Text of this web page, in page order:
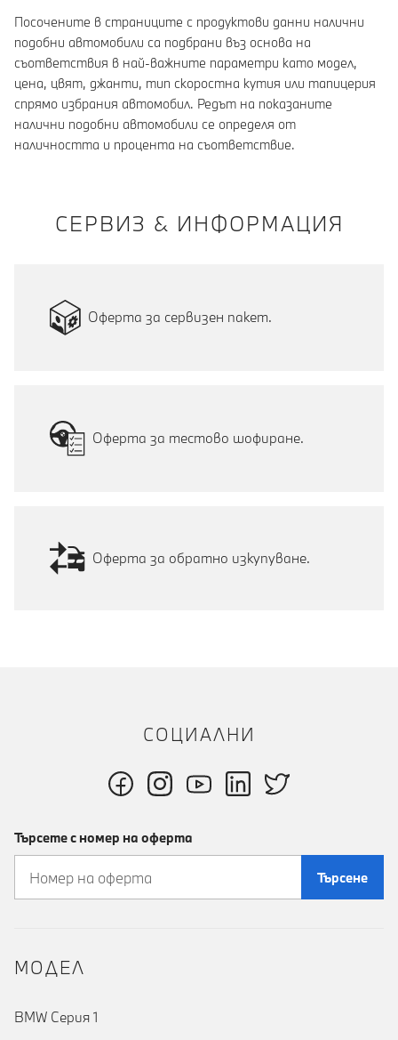
Посочените в страниците с продуктови данни налични
подобни автомобили са подбрани въз основа на
съответствия в най-важните параметри като модел,
цена, цвят, джанти, тип скоростна кутия или тапицерия
спрямо избрания автомобил. Редът на показаните
налични подобни автомобили се определя от
наличността и процента на съответствие.
СЕРВИЗ & ИНФОРМАЦИЯ
Оферта за сервизен пакет.
Оферта за тестово шофиране.
Оферта за обратно изкупуване.
СОЦИАЛНИ
Търсете с номер на оферта
Търсене
MOДЕЛ
BMW Серия 1